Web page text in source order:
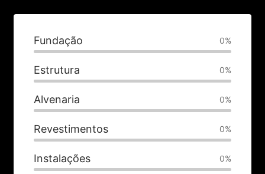
Fundação 0%
Estrutura 0%
Alvenaria 0%
Revestimentos 0%
Instalações 0%